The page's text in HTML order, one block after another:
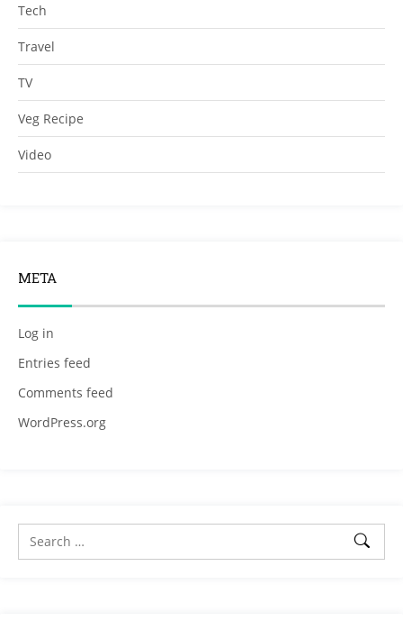
Tech
Travel
TV
Veg Recipe
Video
META
Log in
Entries feed
Comments feed
WordPress.org